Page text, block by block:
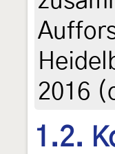
2016
1.2.